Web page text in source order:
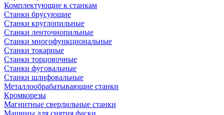
Комплектующие к станкам
Станки брусующие
Станки круглопильные
Станки ленточнопильные
Станки многофункциональные
Станки токарные
Станки торцовочные
Станки фуговальные
Станки шлифовальные
Металлообрабатывающие станки
Кромкорезы
Магнитные сверлильные станки
Машины для снятия фаски